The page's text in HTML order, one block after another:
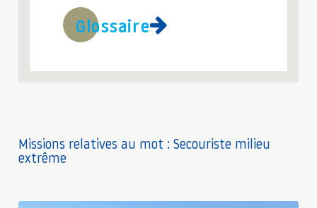
Glossaire
Missions relatives au mot : Secouriste milieu
extrême